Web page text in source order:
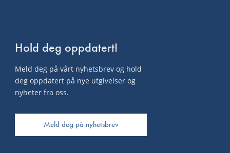
Hold deg oppdatert!
Meld deg på vårt nyhetsbrev og hold
deg oppdatert på nye utgivelser og
nyheter fra oss.
Meld deg på nyhetsbrev